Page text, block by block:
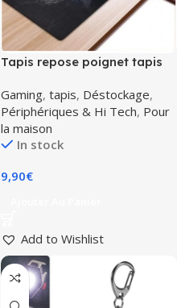
Tapis repose poignet tapis
cm world map
Gaming, tapis, Déstockage,
Périphériques & Hi Tech, Pour
la maison
In stock
9,90€
Add to Wishlist